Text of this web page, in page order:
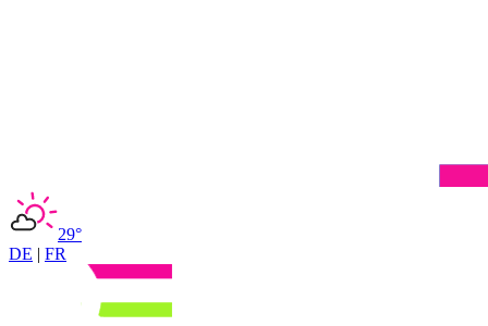
29°
DE | FR